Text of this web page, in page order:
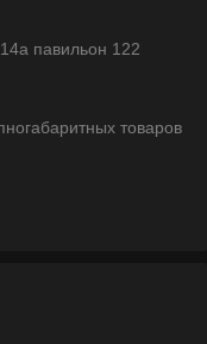
павильон 122
товаров